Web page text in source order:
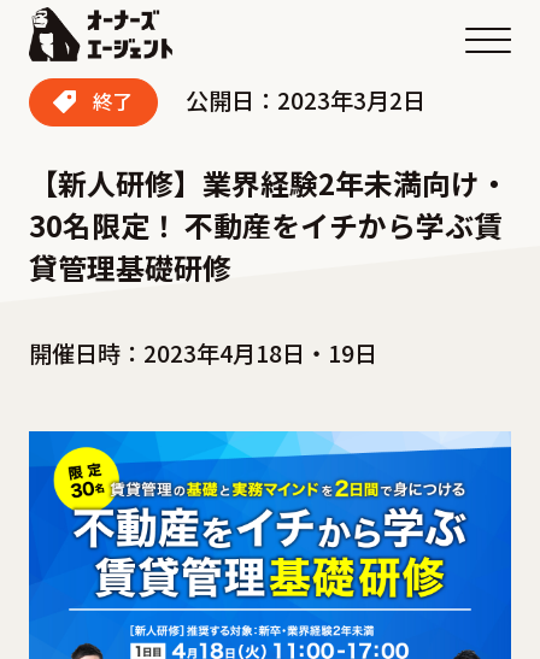
メニ
終了
公開日：2023年3月2日
【新人研修】業界経験2年未満向け・
30名限定！ 不動産をイチから学ぶ賃
貸管理基礎研修
開催日時：2023年4月18日・19日